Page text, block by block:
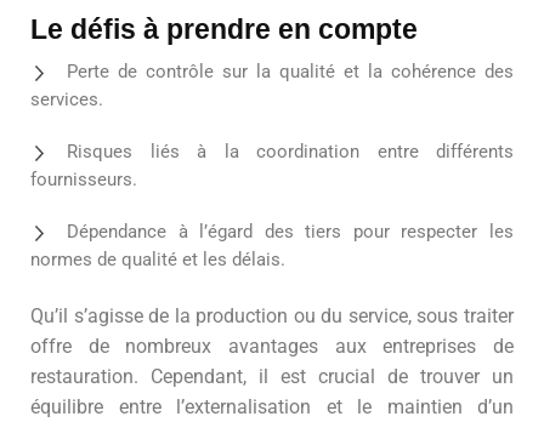
Le défis à prendre en compte
Perte de contrôle sur la qualité et la cohérence des
services.
Risques liés à la coordination entre différents
fournisseurs.
Dépendance à l’égard des tiers pour respecter les
normes de qualité et les délais.
Qu’il s’agisse de la production ou du service, sous traiter
offre de nombreux avantages aux entreprises de
restauration. Cependant, il est crucial de trouver un
équilibre entre l’externalisation et le maintien d’un